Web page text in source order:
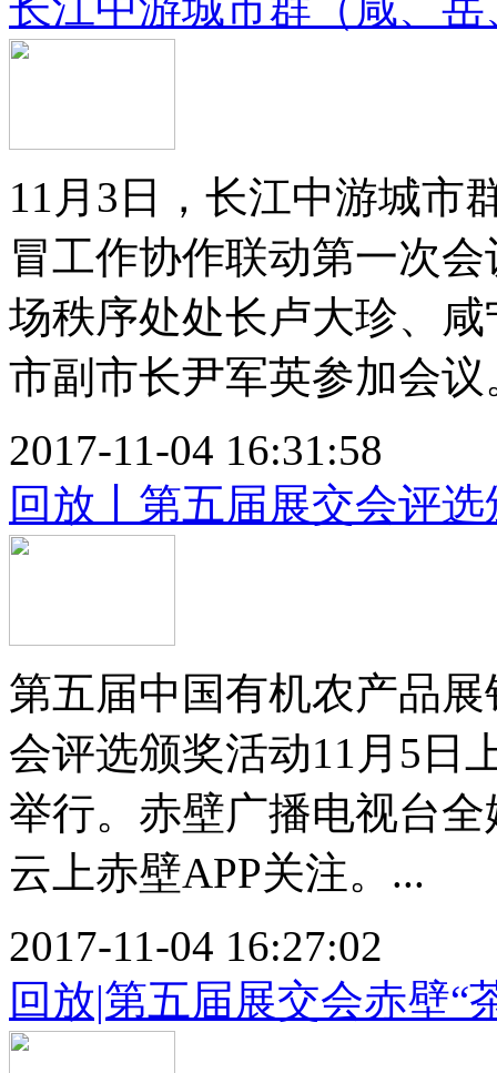
11月3日，长江中游城市
冒工作协作联动第一次
场秩序处处长卢大珍、
市副市长尹军英参加会议
2017-11-04 16:31:58
回放丨第五届展交会评
第五届中国有机农产品
会评选颁奖活动11月5日
举行。赤壁广播电视台
云上赤壁APP关注。...
2017-11-04 16:27:02
回放|第五届展交会赤壁“